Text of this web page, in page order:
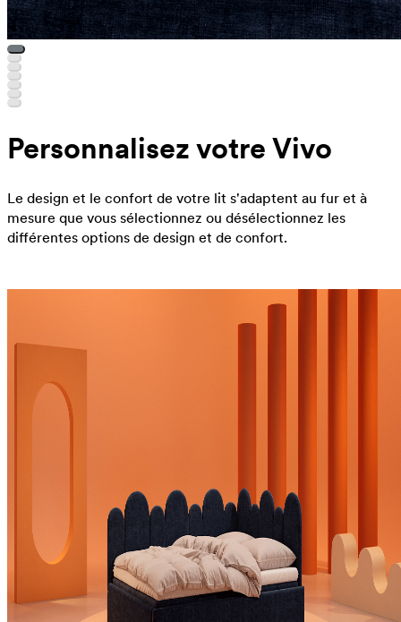
Personnalisez votre Vivo
Le design et le confort de votre lit s'adaptent au fur et à
mesure que vous sélectionnez ou désélectionnez les
différentes options de design et de confort.